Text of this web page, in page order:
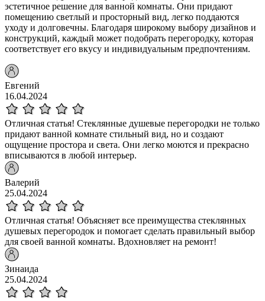
эстетичное решение для ванной комнаты. Они придают
помещению светлый и просторный вид, легко поддаются
уходу и долговечны. Благодаря широкому выбору дизайнов и
конструкций, каждый может подобрать перегородку, которая
соответствует его вкусу и индивидуальным предпочтениям.
Евгений
16.04.2024
Отличная статья! Стеклянные душевые перегородки не только
придают ванной комнате стильный вид, но и создают
ощущение простора и света. Они легко моются и прекрасно
вписываются в любой интерьер.
Валерий
25.04.2024
Отличная статья! Объясняет все преимущества стеклянных
душевых перегородок и помогает сделать правильный выбор
для своей ванной комнаты. Вдохновляет на ремонт!
Зинаида
25.04.2024